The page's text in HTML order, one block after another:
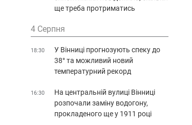
ще треба протриматись
4 Серпня
18:30
У Вінниці прогнозують спеку до
38° та можливий новий
температурний рекорд
16:30
На центральній вулиці Вінниці
розпочали заміну водогону,
прокладеного ще у 1911 році